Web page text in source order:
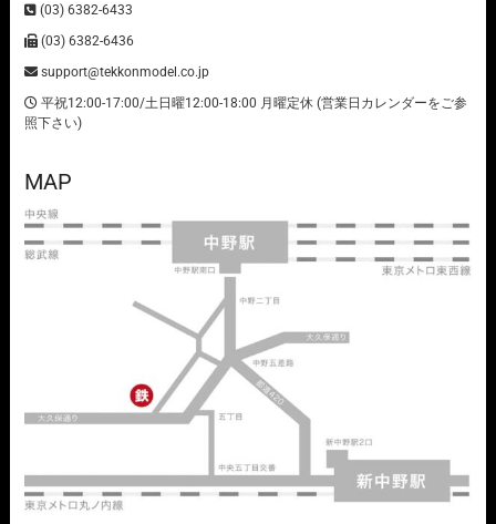
(03) 6382-6433
(03) 6382-6436
support@tekkonmodel.co.jp
平祝12:00-17:00/土日曜12:00-18:00 月曜定休 (営業日カレンダーをご参
照下さい)
MAP